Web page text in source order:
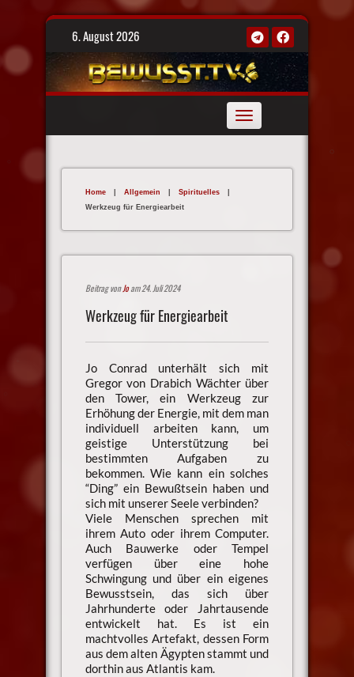
Skip
6. August 2026
Toggle
navigation
Home | Allgemein | Spirituelles
|
Werkzeug für Energiearbeit
Beitrag vonJoam 24. Juli 2024
Werkzeug für Energiearbeit
Jo Conrad unterhält sich mit
Gregor von Drabich Wächter über
den Tower, ein Werkzeug zur
Erhöhung der Energie, mit dem man
individuell arbeiten kann, um
geistige Unterstützung bei
bestimmten Aufgaben zu
bekommen. Wie kann ein solches
“Ding” ein Bewußtsein haben und
sich mit unserer Seele verbinden?
Viele Menschen sprechen mit
ihrem Auto oder ihrem Computer.
Auch Bauwerke oder Tempel
verfügen über eine hohe
Schwingung und über ein eigenes
Bewusstsein, das sich über
Jahrhunderte oder Jahrtausende
entwickelt hat. Es ist ein
machtvolles Artefakt, dessen Form
aus dem alten Ägypten stammt und
dorthin aus Atlantis kam.